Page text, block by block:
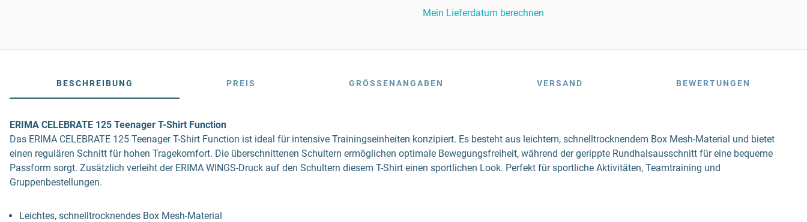
Mein Lieferdatum berechnen
BESCHREIBUNG PREIS GRÖSSENANGABEN VERSAND BEWERTUNGEN
ERIMA CELEBRATE 125 Teenager T-Shirt Function
Das ERIMA CELEBRATE 125 Teenager T-Shirt Function ist ideal für intensive Trainingseinheiten konzipiert. Es besteht aus leichtem, schnelltrocknendem Box Mesh-Material und bietet
einen regulären Schnitt für hohen Tragekomfort. Die überschnittenen Schultern ermöglichen optimale Bewegungsfreiheit, während der gerippte Rundhalsausschnitt für eine bequeme
Passform sorgt. Zusätzlich verleiht der ERIMA WINGS-Druck auf den Schultern diesem T-Shirt einen sportlichen Look. Perfekt für sportliche Aktivitäten, Teamtraining und
Gruppenbestellungen.
Leichtes, schnelltrocknendes Box Mesh-Material